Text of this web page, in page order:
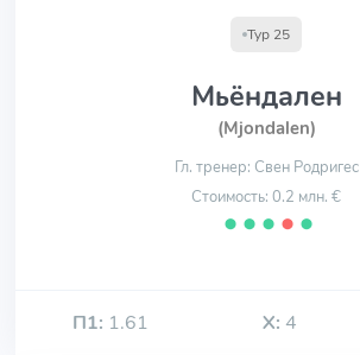
Тур 25
Мьёндален
(Mjondalen)
Гл. тренер: Свен Родригес
Стоимость: 0.2 млн. €
⬤ ⬤ ⬤ ⬤ ⬤
П1: 1.61 Х: 4